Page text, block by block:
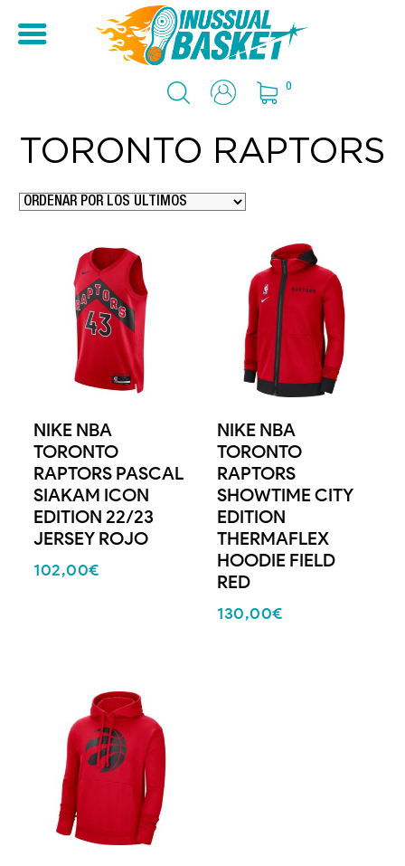
0
TORONTO RAPTORS
NIKE NBA
TORONTO
RAPTORS PASCAL
SIAKAM ICON
EDITION 22/23
JERSEY ROJO
102,00€
NIKE NBA
TORONTO
RAPTORS
SHOWTIME CITY
EDITION
THERMAFLEX
HOODIE FIELD
RED
130,00€